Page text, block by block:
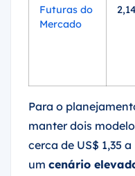
Futuras do
Mercado
Para o
manter dois
cerca de US$ 1,35
um cenário